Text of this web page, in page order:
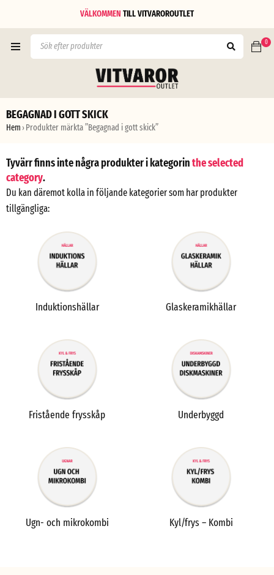
VÄLKOMMEN TILLVITVAROROUTLET
0
BEGAGNAD I GOTT SKICK
Hem › Produkter märkta ”Begagnad i gott skick”
Tyvärr finns inte några produkter i kategorinthe selected
category.
Du kan däremot kolla in följande kategorier som har produkter
tillgängliga:
Induktionshällar Glaskeramikhällar
Fristående frysskåp Underbyggd
Ugn- och mikrokombi Kyl/frys – Kombi